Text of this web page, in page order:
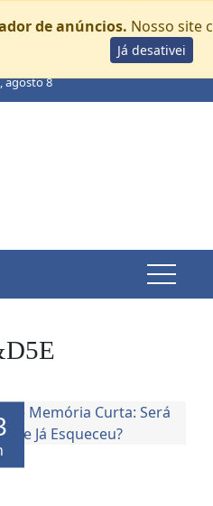
de anúncios. Nosso site
Já desativei
agosto 8